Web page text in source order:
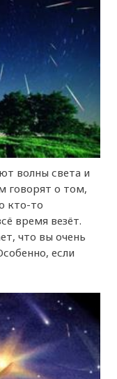
волны света и
говорят о том,
кто-то
время везёт.
что вы очень
если